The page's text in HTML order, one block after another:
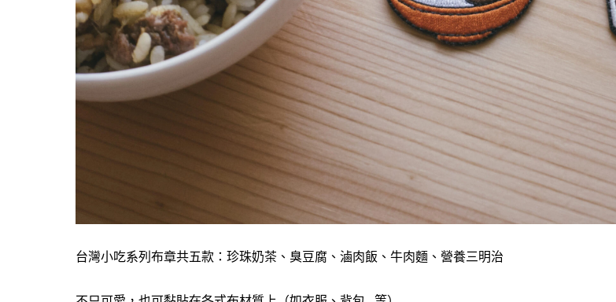
台灣小吃系列布章共五款：珍珠奶茶、臭豆腐、滷肉飯、牛肉麵、營養三明治